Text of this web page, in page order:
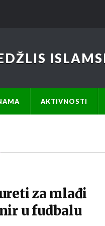
AKTIVNOSTI
za mlađi
u fudbalu